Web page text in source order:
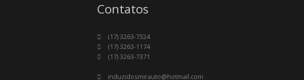
Contatos
(17) 3263-7324
(17) 3263-1174
(17) 3263-7371
induzidosmirauto@hotmail.com